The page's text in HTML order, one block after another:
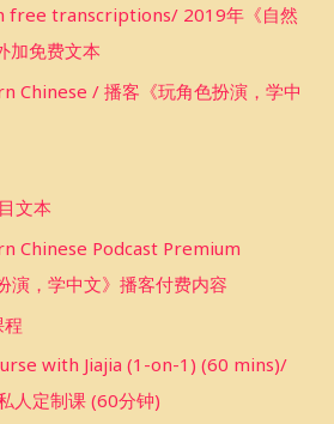
free transcriptions/ 2019年《自然
加免费文本
Chinese / 播客《玩角色扮演，学中
文本
Chinese Podcast Premium
，学中文》播客付费内容
with Jiajia (1-on-1) (60 mins)/
人定制课 (60分钟)